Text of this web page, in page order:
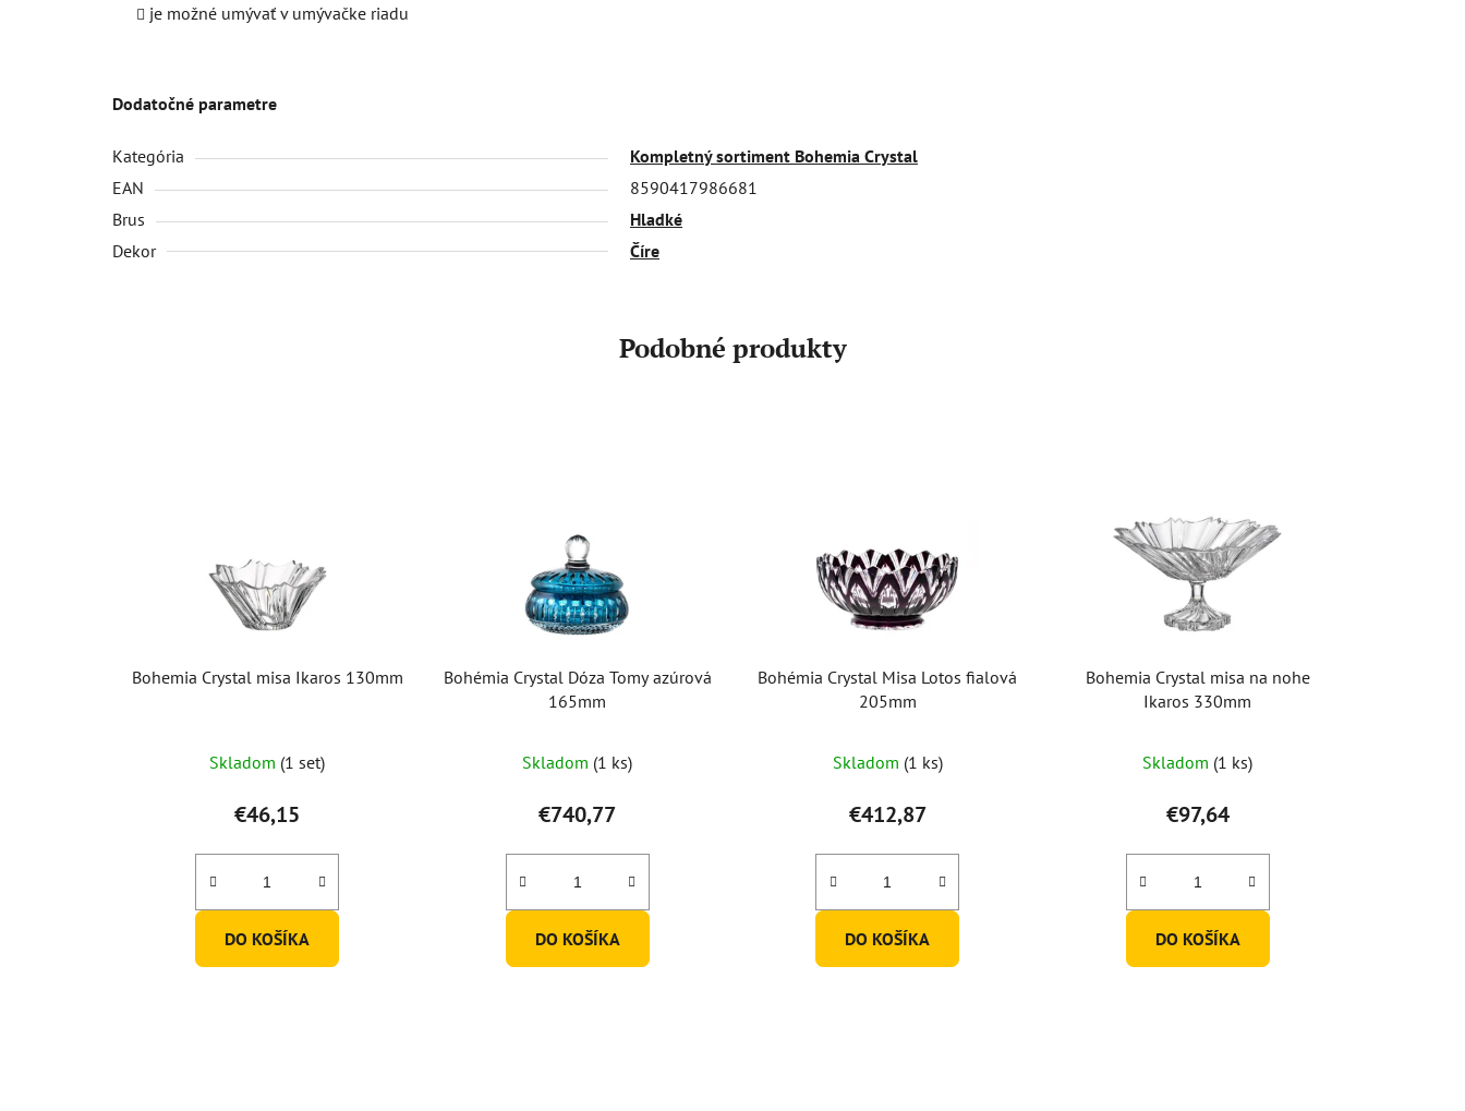
je možné umývať v umývačke riadu
Dodatočné parametre
Kategória
Kompletný sortiment Bohemia Crystal
EAN
8590417986681
Brus
Hladké
Dekor
Číre
Podobné produkty
Bohemia Crystal misa Ikaros 130mm
Skladom (1 set)
€46,15
DO KOŠÍKA
Bohémia Crystal Dóza Tomy azúrová
165mm
Skladom (1 ks)
€740,77
DO KOŠÍKA
Bohémia Crystal Misa Lotos fialová
205mm
Skladom (1 ks)
€412,87
DO KOŠÍKA
Bohemia Crystal misa na nohe
Ikaros 330mm
Skladom (1 ks)
€97,64
DO KOŠÍKA